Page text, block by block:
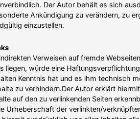
Der Autor behält es sich
Ankün­digung zu verändern, zu
einzu­stellen.
Verweisen auf fremde
liegen, würde eine
Kenntnis hat und es ihm technisch
zu verhindern.Der Autor erklärt
auf den zu verlin­kenden Seiten
Urheber­schaft der verlinkten/​